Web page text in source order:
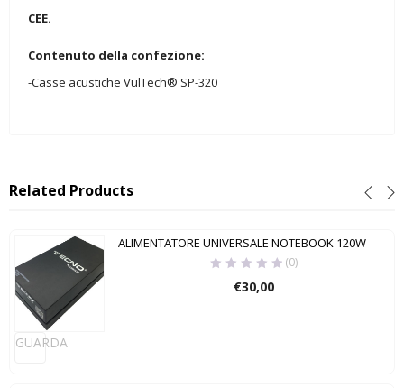
CEE.
Contenuto della confezione:
-Casse acustiche VulTech® SP-320
Related Products
GUARDA
ALIMENTATORE UNIVERSALE NOTEBOOK 120W
(0)
€30,00